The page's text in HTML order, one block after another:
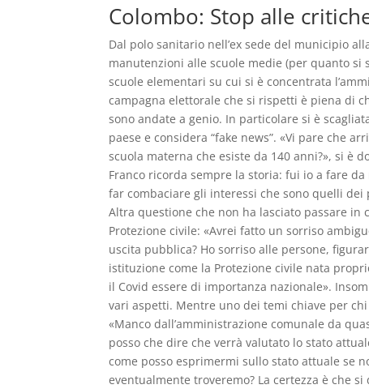
Colombo: Stop alle
Dal polo sanitario nell’ex sede del municipio
manutenzioni alle scuole medie (per quanto si
scuole elementari su cui si è concentrata
campagna elettorale che si rispetti è piena di
sono andate a genio. In particolare si è
paese e considera “fake news”. «Vi pare che
scuola materna che esiste da 140 anni?», si è
Franco ricorda sempre la storia: fui io a fare
far combaciare gli interessi che sono quelli
Altra questione che non ha lasciato passare in
Protezione civile: «Avrei fatto un sorriso
uscita pubblica? Ho sorriso alle persone,
istituzione come la Protezione civile nata
il Covid essere di importanza nazionale».
vari aspetti. Mentre uno dei temi chiave per
«Manco dall’amministrazione comunale da
posso che dire che verrà valutato lo stato
come posso esprimermi sullo stato attuale se
eventualmente troveremo? La certezza è che